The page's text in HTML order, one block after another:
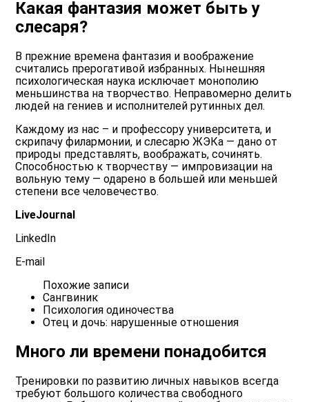
Какая фантазия может быть у
слесаря?
В прежние времена фантазия и воображение
считались прерогативой избранных. Нынешняя
психологическая наука исключает монополию
меньшинства на творчество. Неправомерно делить
людей на гениев и исполнителей рутинных дел.
Каждому из нас – и профессору университета, и
скрипачу филармонии, и слесарю ЖЭКа — дано от
природы представлять, воображать, сочинять.
Способностью к творчеству — импровизации на
вольную тему — одарено в большей или меньшей
степени все человечество.
LiveJournal
LinkedIn
E-mail
Похожие записи
Сангвиник
Психология одиночества
Отец и дочь: нарушенные отношения
Много ли времени понадобится
Тренировки по развитию личных навыков всегда
требуют большого количества свободного